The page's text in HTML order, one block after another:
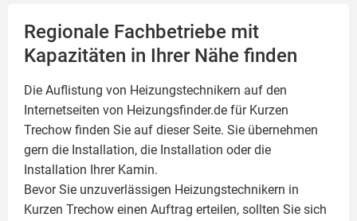
Regionale Fachbetriebe mit
Kapazitäten in Ihrer Nähe finden
Die Auflistung von Heizungstechnikern auf den
Internetseiten von Heizungsfinder.de für Kurzen
Trechow finden Sie auf dieser Seite. Sie übernehmen
gern die Installation, die Installation oder die
Installation Ihrer Kamin.
Bevor Sie unzuverlässigen Heizungstechnikern in
Kurzen Trechow einen Auftrag erteilen, sollten Sie sich